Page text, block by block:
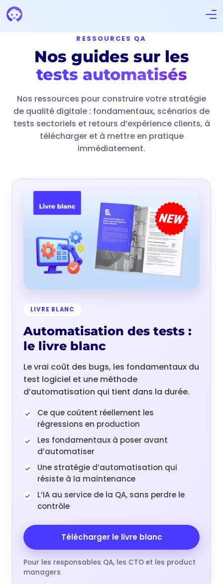
RESSOURCES QA
Nos guides sur les
tests automatisés
Nos ressources pour construire votre stratégie
de qualité digitale : fondamentaux, scénarios de
tests sectoriels et retours d’expérience clients, à
télécharger et à mettre en pratique
immédiatement.
LIVRE BLANC
Automatisation des tests :
le livre blanc
Le vrai coût des bugs, les fondamentaux du
test logiciel et une méthode
d’automatisation qui tient dans la durée.
Ce que coûtent réellement les
régressions en production
Les fondamentaux à poser avant
d’automatiser
Une stratégie d’automatisation qui
résiste à la maintenance
L’IA au service de la QA, sans perdre le
contrôle
Télécharger le livre blanc
Pour les responsables QA, les CTO et les product
managers